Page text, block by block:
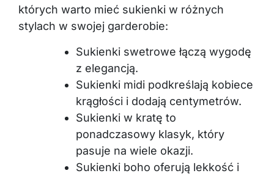
których warto mieć sukienki w różnych
stylach w swojej garderobie:
Sukienki swetrowe łączą wygodę
z elegancją.
Sukienki midi podkreślają kobiece
krągłości i dodają centymetrów.
Sukienki w kratę to
ponadczasowy klasyk, który
pasuje na wiele okazji.
Sukienki boho oferują lekkość i